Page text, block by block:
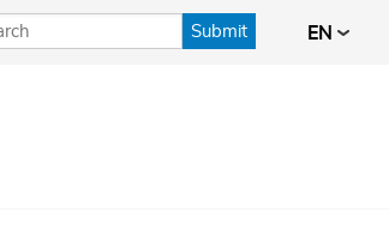
Submit EN